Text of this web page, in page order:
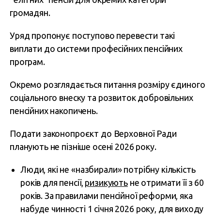
громадян.
Уряд пропонує поступово перевести такі
виплати до системи професійних пенсійних
програм.
Окремо розглядається питання розміру єдиного
соціального внеску та розвиток добровільних
пенсійних накопичень.
Подати законопроєкт до Верховної Ради
планують не пізніше осені 2026 року.
Люди, які не «назбирали» потрібну кількість
років для пенсії, ризикуютьне отримати її з 60
років. За правилами пенсійної реформи, яка
набуде чинності 1 січня 2026 року, для виходу